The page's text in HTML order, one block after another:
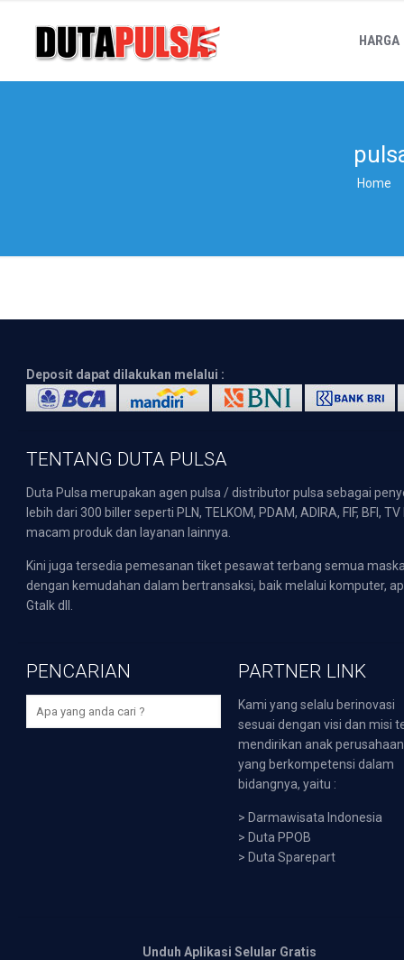
HARGA
Home
Deposit dapat dilakukan melalui :
TENTANG DUTA PULSA
Duta Pulsa merupakan agen pulsa / distributor pulsa sebagai
lebih dari 300 biller seperti PLN, TELKOM, PDAM, ADIRA, FIF,
macam produk dan layanan lainnya.
Kini juga tersedia pemesanan tiket pesawat terbang semua
dengan kemudahan dalam bertransaksi, baik melalui komputer,
Gtalk dll.
PENCARIAN PARTNER LINK
Kami yang selalu berinovasi
sesuai dengan visi dan misi
mendirikan anak perusahaan
yang berkompetensi dalam
bidangnya, yaitu :
> Darmawisata Indonesia
> Duta PPOB
> Duta Sparepart
Unduh Aplikasi Selular Gratis